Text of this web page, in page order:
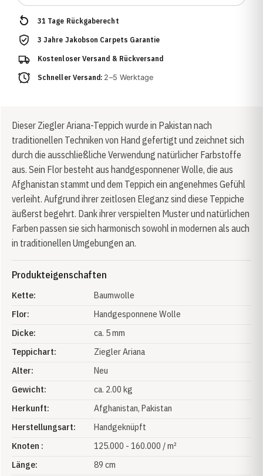
31 Tage Rückgaberecht
3 Jahre Jakobson Carpets Garantie
Kostenloser Versand & Rückversand
Schneller Versand: 2–5 Werktage
Dieser Ziegler Ariana-Teppich wurde in Pakistan nach
traditionellen Techniken von Hand gefertigt und zeichnet sich
durch die ausschließliche Verwendung natürlicher Farbstoffe
aus. Sein Flor besteht aus handgesponnener Wolle, die aus
Afghanistan stammt und dem Teppich ein angenehmes Gefühl
verleiht. Aufgrund ihrer zeitlosen Eleganz sind diese Teppiche
äußerst begehrt. Dank ihrer verspielten Muster und natürlichen
Farben passen sie sich harmonisch sowohl in modernen als auch
in traditionellen Umgebungen an.
Produkteigenschaften
Kette:
Baumwolle
Flor:
Handgesponnene Wolle
Dicke:
ca. 5 mm
Teppichart:
Ziegler Ariana
Alter:
Neu
Gewicht:
ca. 2.00 kg
Herkunft:
Afghanistan, Pakistan
Herstellungsart:
Handgeknüpft
Knoten :
125.000 - 160.000 / m²
Länge:
89 cm